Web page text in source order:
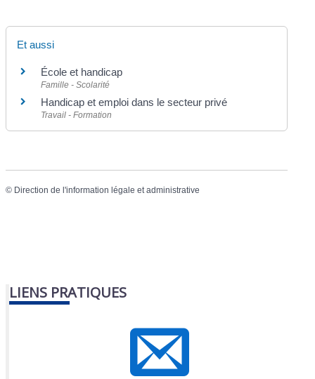
Et aussi
École et handicap
Famille - Scolarité
Handicap et emploi dans le secteur privé
Travail - Formation
© Direction de l'information légale et administrative
LIENS PRATIQUES